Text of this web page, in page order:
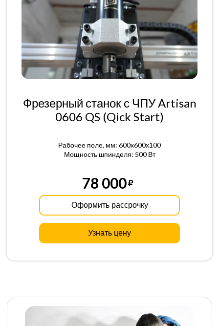
Фрезерный станок с ЧПУ Artisan
0606 QS (Qick Start)
Рабочее поле, мм: 600x600x100
Мощность шпинделя: 500 Вт
78 000
Оформить рассрочку
Узнать цену